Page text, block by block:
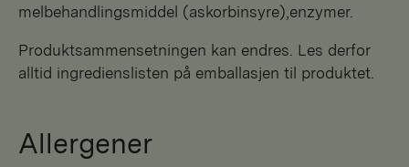
melbehandlingsmiddel (askorbinsyre),enzymer.
Produktsammensetningen kan endres. Les derfor
alltid ingredienslisten på emballasjen til produktet.
Allergener